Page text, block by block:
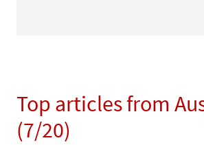
Top articles from
(7/20)